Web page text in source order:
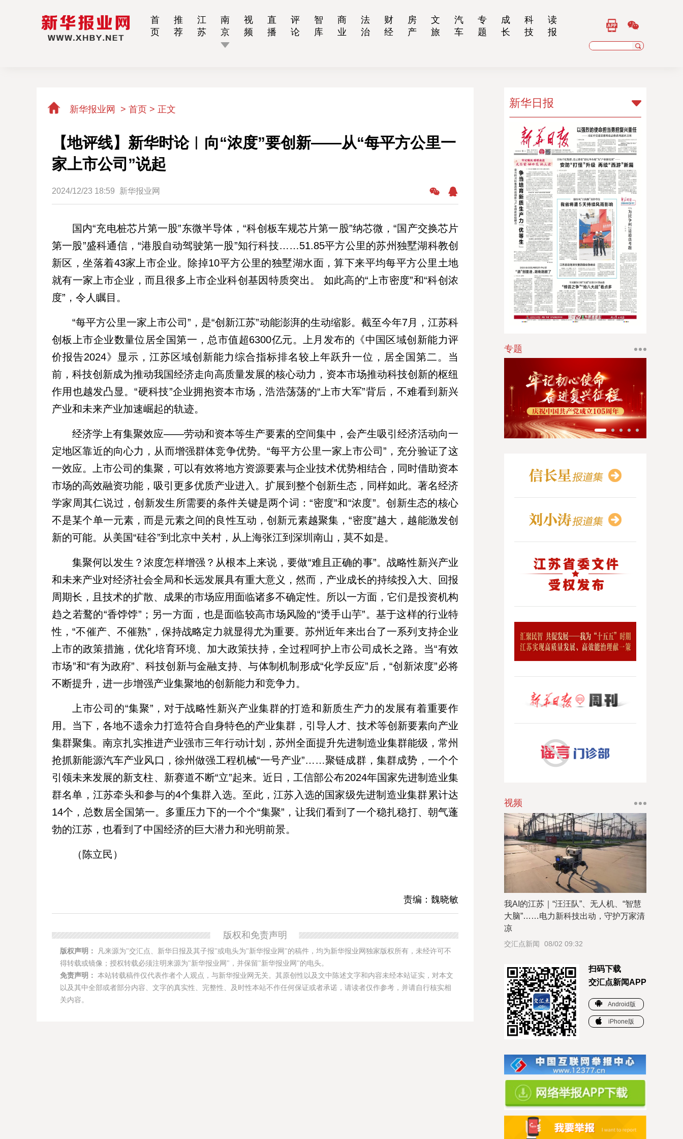
首
页
推
荐
江
苏
南
京
视
频
直
播
评
论
智
库
商
业
法
治
财
经
房
产
文
旅
汽
车
专
题
成
长
科
技
读
报
新华报业网 > 首页 > 正文
【地评线】新华时论︱向“浓度”要创新——从“每平方公里一
家上市公司”说起
2024/12/23 18:59 新华报业网
国内“充电桩芯片第一股”东微半导体，“科创板车规芯片第一股”纳芯微，“国产交换芯片
第一股”盛科通信，“港股自动驾驶第一股”知行科技……51.85平方公里的苏州独墅湖科教创
新区，坐落着43家上市企业。除掉10平方公里的独墅湖水面，算下来平均每平方公里土地
就有一家上市企业，而且很多上市企业科创基因特质突出。 如此高的“上市密度”和“科创浓
度”，令人瞩目。
“每平方公里一家上市公司”，是“创新江苏”动能澎湃的生动缩影。截至今年7月，江苏科
创板上市企业数量位居全国第一，总市值超6300亿元。上月发布的《中国区域创新能力评
价报告2024》显示，江苏区域创新能力综合指标排名较上年跃升一位，居全国第二。当
前，科技创新成为推动我国经济走向高质量发展的核心动力，资本市场推动科技创新的枢纽
作用也越发凸显。“硬科技”企业拥抱资本市场，浩浩荡荡的“上市大军”背后，不难看到新兴
产业和未来产业加速崛起的轨迹。
经济学上有集聚效应——劳动和资本等生产要素的空间集中，会产生吸引经济活动向一
定地区靠近的向心力，从而增强群体竞争优势。“每平方公里一家上市公司”，充分验证了这
一效应。上市公司的集聚，可以有效将地方资源要素与企业技术优势相结合，同时借助资本
市场的高效融资功能，吸引更多优质产业进入。扩展到整个创新生态，同样如此。著名经济
学家周其仁说过，创新发生所需要的条件关键是两个词：“密度”和“浓度”。创新生态的核心
不是某个单一元素，而是元素之间的良性互动，创新元素越聚集，“密度”越大，越能激发创
新的可能。从美国“硅谷”到北京中关村，从上海张江到深圳南山，莫不如是。
集聚何以发生？浓度怎样增强？从根本上来说，要做“难且正确的事”。战略性新兴产业
和未来产业对经济社会全局和长远发展具有重大意义，然而，产业成长的持续投入大、回报
周期长，且技术的扩散、成果的市场应用面临诸多不确定性。所以一方面，它们是投资机构
趋之若鹜的“香饽饽”；另一方面，也是面临较高市场风险的“烫手山芋”。基于这样的行业特
性，“不催产、不催熟”，保持战略定力就显得尤为重要。苏州近年来出台了一系列支持企业
上市的政策措施，优化培育环境、加大政策扶持，全过程呵护上市公司成长之路。当“有效
市场”和“有为政府”、科技创新与金融支持、与体制机制形成“化学反应”后，“创新浓度”必将
不断提升，进一步增强产业集聚地的创新能力和竞争力。
上市公司的“集聚”，对于战略性新兴产业集群的打造和新质生产力的发展有着重要作
用。当下，各地不遗余力打造符合自身特色的产业集群，引导人才、技术等创新要素向产业
集群聚集。南京扎实推进产业强市三年行动计划，苏州全面提升先进制造业集群能级，常州
抢抓新能源汽车产业风口，徐州做强工程机械“一号产业”……聚链成群，集群成势，一个个
引领未来发展的新支柱、新赛道不断“立”起来。近日，工信部公布2024年国家先进制造业集
群名单，江苏牵头和参与的4个集群入选。至此，江苏入选的国家级先进制造业集群累计达
14个，总数居全国第一。多重压力下的一个个“集聚”，让我们看到了一个稳扎稳打、朝气蓬
勃的江苏，也看到了中国经济的巨大潜力和光明前景。
（陈立民）
责编：魏晓敏
版权和免责声明
版权声明：
凡来源为"交汇点、新华日报及其子报"或电头为"新华报业网"的稿件，均为新华报业网独家版权所有，未经许可不
得转载或镜像；授权转载必须注明来源为"新华报业网"，并保留"新华报业网"的电头。
免责声明： 本站转载稿件仅代表作者个人观点，与新华报业网无关。其原创性以及文中陈述文字和内容未经本站证实，对本文
以及其中全部或者部分内容、文字的真实性、完整性、及时性本站不作任何保证或者承诺，请读者仅作参考，并请自行核实相
关内容。
新华日报
新华日报
扬子晚报
乡村干部报
南京晨报
江苏经济报
江苏法治报
江南时报
新苏商
扬子体育报
银潮
华人时刊
专题
视频
我AI的江苏｜“汪汪队”、无人机、“智慧
大脑”……电力新科技出动，守护万家清
凉
交汇点新闻 08/02 09:32
扫码下载
交汇点新闻APP
Android版
iPhone版